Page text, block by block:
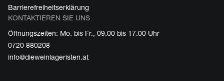
Barrierefreiheitserklärung
KONTAKTIEREN SIE UNS
Öffnungszeiten: Mo. bis Fr., 09.00 bis 17.00 Uhr
0720 880208
info@dieweinlageristen.at